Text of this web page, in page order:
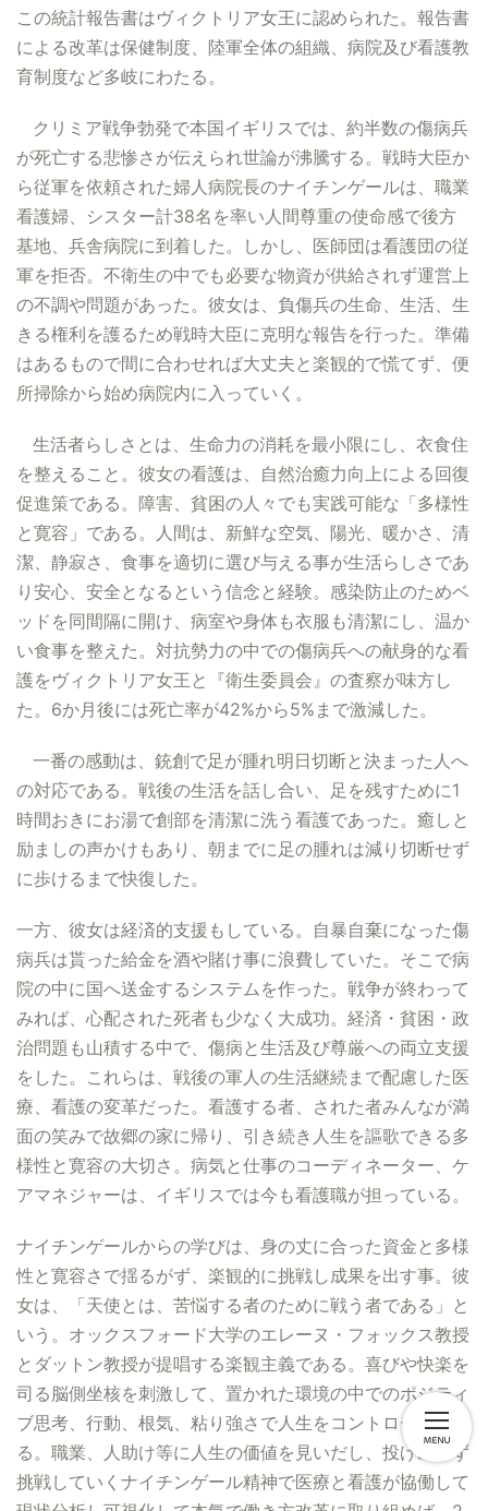
この統計報告書はヴィクトリア女王に認められた。報告書
による改革は保健制度、陸軍全体の組織、病院及び看護教
育制度など多岐にわたる。
クリミア戦争勃発で本国イギリスでは、約半数の傷病兵
が死亡する悲惨さが伝えられ世論が沸騰する。戦時大臣か
ら従軍を依頼された婦人病院長のナイチンゲールは、職業
看護婦、シスター計38名を率い人間尊重の使命感で後方
基地、兵舎病院に到着した。しかし、医師団は看護団の従
軍を拒否。不衛生の中でも必要な物資が供給されず運営上
の不調や問題があった。彼女は、負傷兵の生命、生活、生
きる権利を護るため戦時大臣に克明な報告を行った。準備
はあるもので間に合わせれば大丈夫と楽観的で慌てず、便
所掃除から始め病院内に入っていく。
生活者らしさとは、生命力の消耗を最小限にし、衣食住
を整えること。彼女の看護は、自然治癒力向上による回復
促進策である。障害、貧困の人々でも実践可能な「多様性
と寛容」である。人間は、新鮮な空気、陽光、暖かさ、清
潔、静寂さ、食事を適切に選び与える事が生活らしさであ
り安心、安全となるという信念と経験。感染防止のためベ
ッドを同間隔に開け、病室や身体も衣服も清潔にし、温か
い食事を整えた。対抗勢力の中での傷病兵への献身的な看
護をヴィクトリア女王と『衛生委員会』の査察が味方し
た。6か月後には死亡率が42%から5%まで激減した。
一番の感動は、銃創で足が腫れ明日切断と決まった人へ
の対応である。戦後の生活を話し合い、足を残すために1
時間おきにお湯で創部を清潔に洗う看護であった。癒しと
励ましの声かけもあり、朝までに足の腫れは減り切断せず
に歩けるまで快復した。
一方、彼女は経済的支援もしている。自暴自棄になった傷
病兵は貰った給金を酒や賭け事に浪費していた。そこで病
院の中に国へ送金するシステムを作った。戦争が終わって
みれば、心配された死者も少なく大成功。経済・貧困・政
治問題も山積する中で、傷病と生活及び尊厳への両立支援
をした。これらは、戦後の軍人の生活継続まで配慮した医
療、看護の変革だった。看護する者、された者みんなが満
面の笑みで故郷の家に帰り、引き続き人生を謳歌できる多
様性と寛容の大切さ。病気と仕事のコーディネーター、ケ
アマネジャーは、イギリスでは今も看護職が担っている。
ナイチンゲールからの学びは、身の丈に合った資金と多様
性と寛容さで揺るがず、楽観的に挑戦し成果を出す事。彼
女は、「天使とは、苦悩する者のために戦う者である」と
いう。オックスフォード大学のエレーヌ・フォックス教授
とダットン教授が提唱する楽観主義である。喜びや快楽を
司る脳側坐核を刺激して、置かれた環境の中でのポジティ
ブ思考、行動、根気、粘り強さで人生をコントロールす
る。職業、人助け等に人生の価値を見いだし、投げ出さず
挑戦していくナイチンゲール精神で医療と看護が協働して